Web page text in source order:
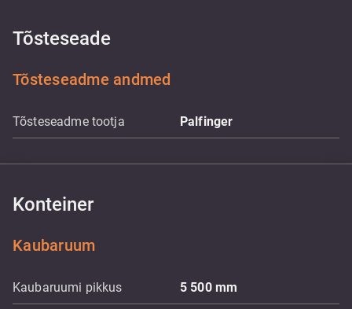
Tõsteseade
Tõsteseadme andmed
Tõsteseadme tootja Palfinger
Konteiner
Kaubaruum
Kaubaruumi pikkus 5 500 mm